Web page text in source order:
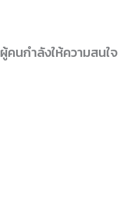
ผู้คนกำลังให้ความสนใจ